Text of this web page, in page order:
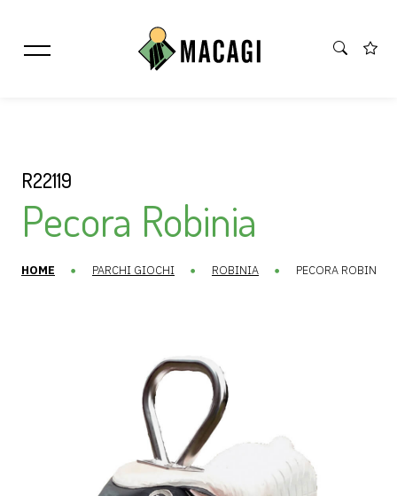
R22119
Pecora Robinia
HOME PARCHI GIOCHI ROBINIA PECORA ROBINIA